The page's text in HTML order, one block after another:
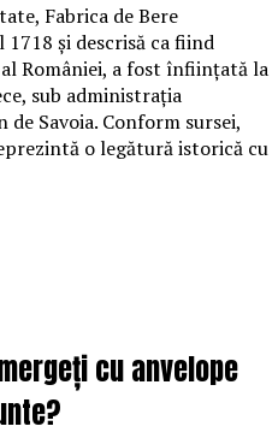
Fabrica de Bere
și descrisă ca fiind
României, a fost înființată la
sub administrația
Savoia. Conform sursei,
o legătură istorică cu
cu anvelope